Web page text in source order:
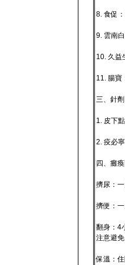
8. 食促
9. 雲南
10. 久益
11. 腸寶
三、針劑
1. 皮下
2. 疫必
四、癱
擠尿：
擠便：
翻身：4
注意避
保溫：